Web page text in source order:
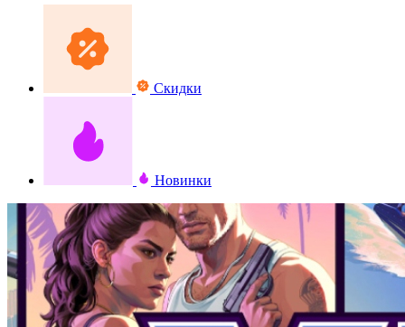
Скидки
Новинки